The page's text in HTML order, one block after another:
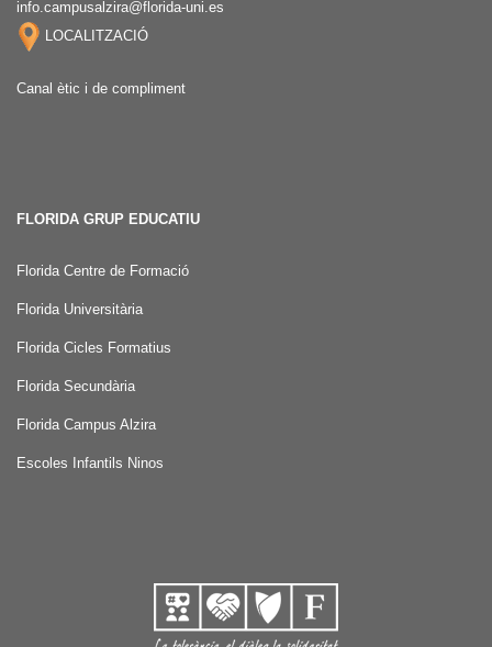
info.campusalzira@florida-uni.es
LOCALITZACIÓ
Canal ètic i de compliment
FLORIDA GRUP EDUCATIU
Florida Centre de Formació
Florida Universitària
Florida Cicles Formatius
Florida Secundària
Florida Campus Alzira
Escoles Infantils Ninos